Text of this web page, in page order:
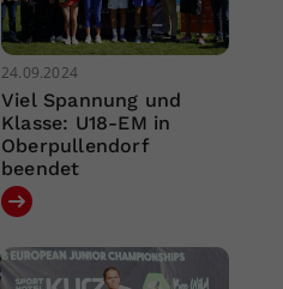
24.09.2024
Viel Spannung und
Klasse: U18-EM in
Oberpullendorf
beendet